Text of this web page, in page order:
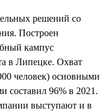
решений со
Построен
кампус
в Липецке. Охват
человек) основными
составил 96% в 2021.
выступают и в